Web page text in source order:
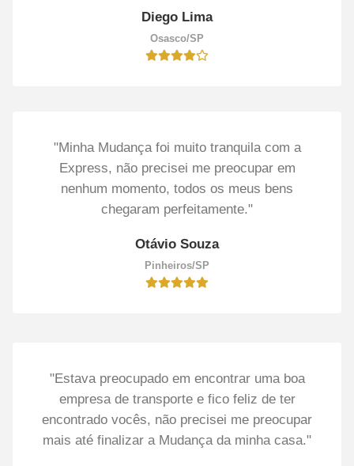
Diego Lima
Osasco/SP
"Minha Mudança foi muito tranquila com a
Express, não precisei me preocupar em
nenhum momento, todos os meus bens
chegaram perfeitamente."
Otávio Souza
Pinheiros/SP
"Estava preocupado em encontrar uma boa
empresa de transporte e fico feliz de ter
encontrado vocês, não precisei me preocupar
mais até finalizar a Mudança da minha casa."